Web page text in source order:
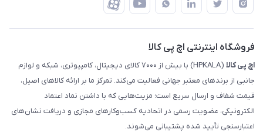
ضمانت اصالت کالا
رهگیری مرسولات چاپار
رهگیری مرسولات ماهکس
تماس با ما
فروشگاه اینترنتی اچ پی کالا
اچ‌ پی‌ کالا
(HPKALA) با بیش از ۷۰۰۰ کالای دیجیتال، کامپیوتری، شبکه و لوازم
جانبی از برندهای معتبر جهانی فعالیت می‌کند. تمرکز ما بر ارائه کالاهای اصیل،
قیمت شفاف و ارسال سریع است؛ مزیت‌هایی که با داشتن نماد اعتماد
الکترونیکی، عضویت رسمی در اتحادیه کسب‌وکارهای مجازی و دریافت نشان‌های
اعتبارسنجی تأیید شده پشتیبانی می‌شوند.